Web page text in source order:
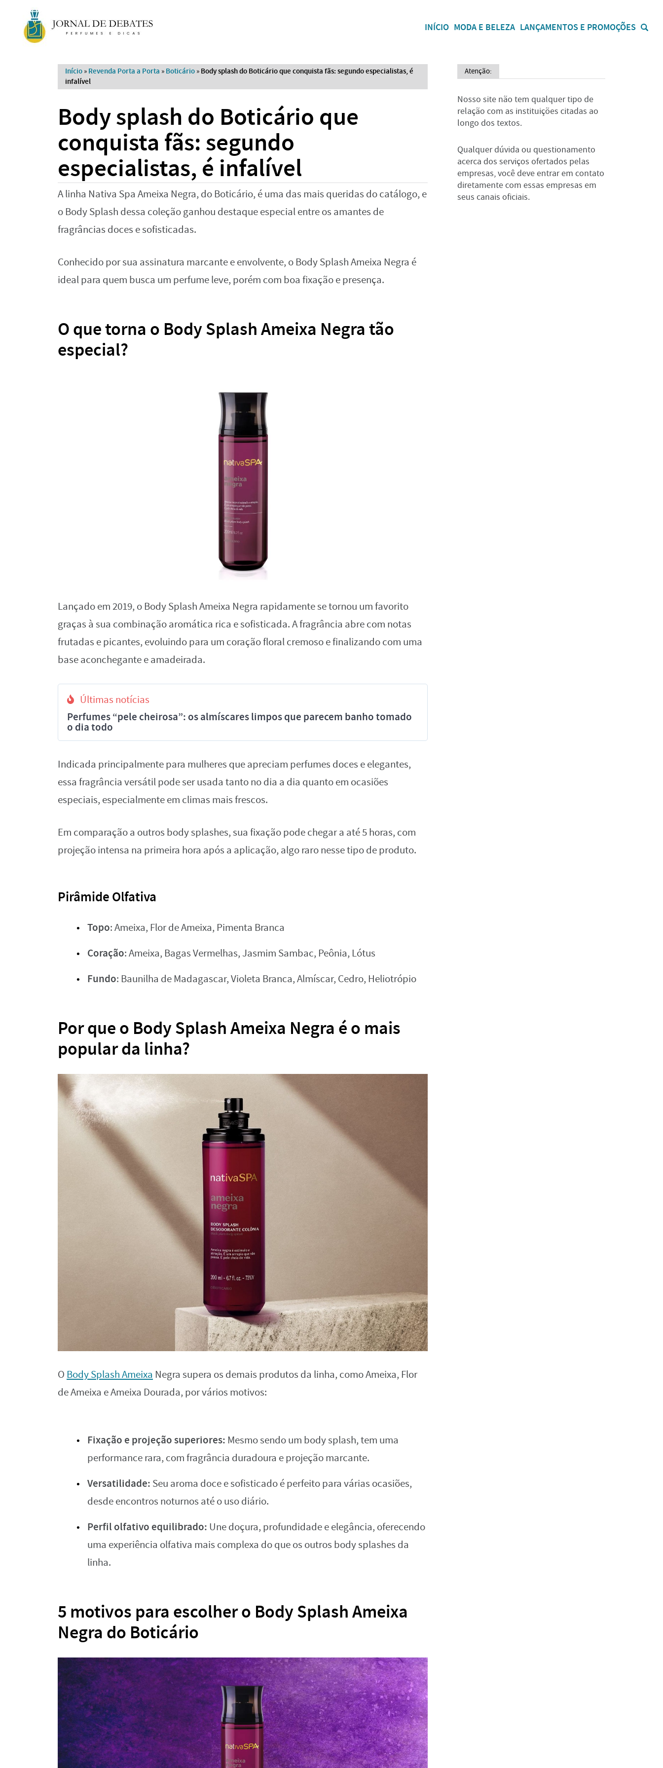
INÍCIO MODA E BELEZA LANÇAMENTOS E PROMOÇÕES
Início » Revenda Porta a Porta » Boticário » Body splash do Boticário que conquista fãs: segundo especialistas, é
infalível
Body splash do Boticário que
conquista fãs: segundo
especialistas, é infalível
A linha Nativa Spa Ameixa Negra, do Boticário, é uma das mais queridas do catálogo, e
o Body Splash dessa coleção ganhou destaque especial entre os amantes de
fragrâncias doces e sofisticadas.
Conhecido por sua assinatura marcante e envolvente, o Body Splash Ameixa Negra é
ideal para quem busca um perfume leve, porém com boa fixação e presença.
O que torna o Body Splash Ameixa Negra tão
especial?
Lançado em 2019, o Body Splash Ameixa Negra rapidamente se tornou um favorito
graças à sua combinação aromática rica e sofisticada. A fragrância abre com notas
frutadas e picantes, evoluindo para um coração floral cremoso e finalizando com uma
base aconchegante e amadeirada.
Últimas notícias
Perfumes “pele cheirosa”: os almíscares limpos que parecem banho tomado
o dia todo
Indicada principalmente para mulheres que apreciam perfumes doces e elegantes,
essa fragrância versátil pode ser usada tanto no dia a dia quanto em ocasiões
especiais, especialmente em climas mais frescos.
Em comparação a outros body splashes, sua fixação pode chegar a até 5 horas, com
projeção intensa na primeira hora após a aplicação, algo raro nesse tipo de produto.
Pirâmide Olfativa
Topo: Ameixa, Flor de Ameixa, Pimenta Branca
Coração: Ameixa, Bagas Vermelhas, Jasmim Sambac, Peônia, Lótus
Fundo: Baunilha de Madagascar, Violeta Branca, Almíscar, Cedro, Heliotrópio
Por que o Body Splash Ameixa Negra é o mais
popular da linha?
O Body Splash Ameixa Negra supera os demais produtos da linha, como Ameixa, Flor
de Ameixa e Ameixa Dourada, por vários motivos:
Fixação e projeção superiores: Mesmo sendo um body splash, tem uma
performance rara, com fragrância duradoura e projeção marcante.
Versatilidade: Seu aroma doce e sofisticado é perfeito para várias ocasiões,
desde encontros noturnos até o uso diário.
Perfil olfativo equilibrado: Une doçura, profundidade e elegância, oferecendo
uma experiência olfativa mais complexa do que os outros body splashes da
linha.
5 motivos para escolher o Body Splash Ameixa
Negra do Boticário
Atenção:
Nosso site não tem qualquer tipo de
relação com as instituições citadas ao
longo dos textos.
Qualquer dúvida ou questionamento
acerca dos serviços ofertados pelas
empresas, você deve entrar em contato
diretamente com essas empresas em
seus canais oficiais.